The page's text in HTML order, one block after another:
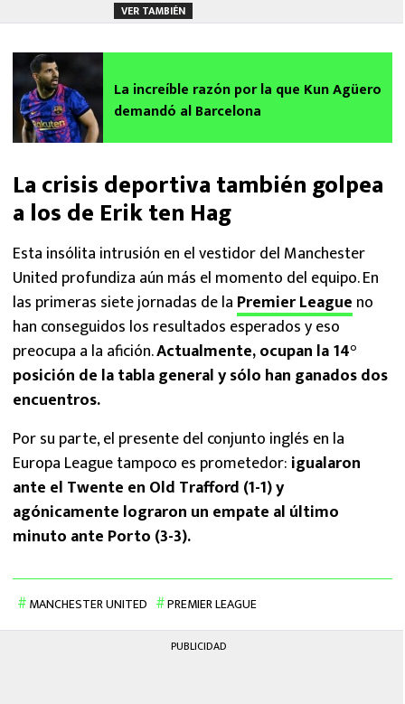
VER TAMBIÉN
La increíble razón por la que Kun Agüero
demandó al Barcelona
La crisis deportiva también golpea
a los de Erik ten Hag
Esta insólita intrusión en el vestidor del Manchester
United profundiza aún más el momento del equipo. En
las primeras siete jornadas de la Premier League no
han conseguidos los resultados esperados y eso
preocupa a la afición.Actualmente, ocupan la 14°
posición de la tabla general y sólo han ganados dos
encuentros.
Por su parte, el presente del conjunto inglés en la
Europa League tampoco es prometedor: igualaron
ante el Twente en Old Trafford (1-1) y
agónicamente lograron un empate al último
minuto ante Porto (3-3).
MANCHESTER UNITED PREMIER LEAGUE
PUBLICIDAD